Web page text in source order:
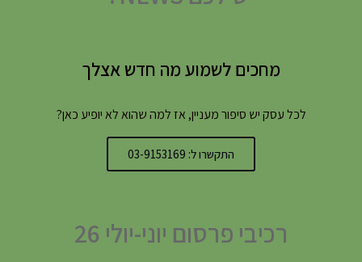
מחכים לשמוע מה חדש אצלך
לכל עסק יש סיפור מעניין, אז למה שהוא לא יופיע כאן?
התקשרו ל: 03-9153169
רכיבי פרסום יוני-יולי 26